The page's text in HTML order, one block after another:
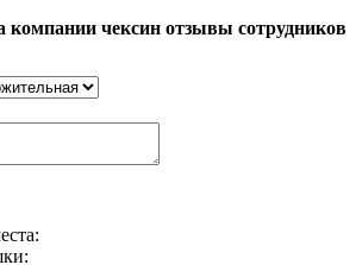
чексин отзывы сотрудников